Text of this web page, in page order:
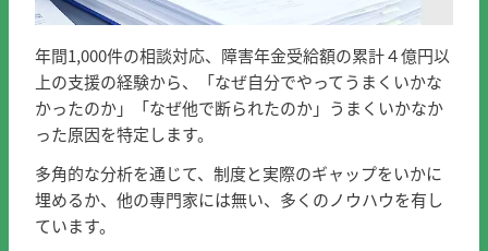
年間1,000件の相談対応、障害年金受給額の累計４億円以
上の支援の経験から、「なぜ自分でやってうまくいかな
かったのか」「なぜ他で断られたのか」うまくいかなか
った原因を特定します。
多角的な分析を通じて、制度と実際のギャップをいかに
埋めるか、他の専門家には無い、多くのノウハウを有し
ています。